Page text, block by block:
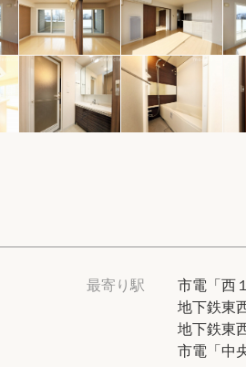
保存した検索条件
店舗紹介
希望条件を伝えてプロに探してもらう
高級賃貸物件コラム最寄り駅
市電「西
地下鉄東
地下鉄東
市電「中